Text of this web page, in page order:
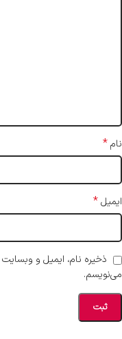
نام*
ایمیل*
ذخیره نام، ایمیل و
می‌نویسم.